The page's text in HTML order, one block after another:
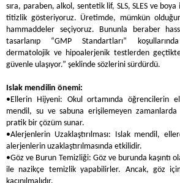
sıra, paraben, alkol, sentetik lif, SLS, SLES ve
titizlik gösteriyoruz. Üretimde, mümkün
hammaddeler seçiyoruz. Bununla beraber
tasarlanıp “GMP Standartları”
dermatolojik ve hipoalerjenik testlerden
güvenle ulaşıyor.” şeklinde sözlerini sürdürdü.
Islak mendilin önemi:
•Ellerin Hijyeni: Okul ortamında öğrencilerin
mendil, su ve sabuna erişilemeyen
pratik bir çözüm sunar.
•Alerjenlerin Uzaklaştırılması: Islak mendil,
alerjenlerin uzaklaştırılmasında etkilidir.
•Göz ve Burun Temizliği: Göz ve burunda kaşıntı
ile nazikçe temizlik yapabilirler. Ancak, göz